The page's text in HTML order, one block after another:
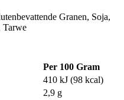
Granen, Soja,
Tarwe
Per 100 Gram
410 kJ (98 kcal)
2,9 g